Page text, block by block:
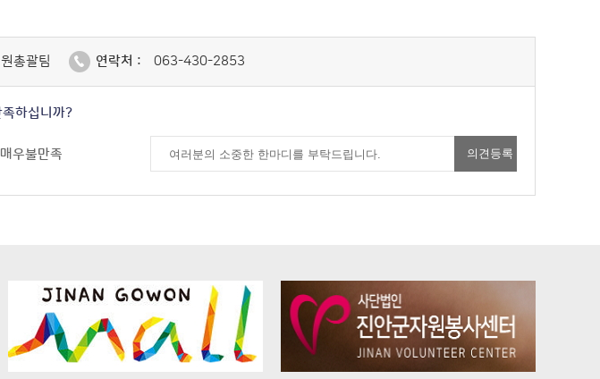
총괄팀 연락처 : 063-430-2853
하십니까?
매우불만족